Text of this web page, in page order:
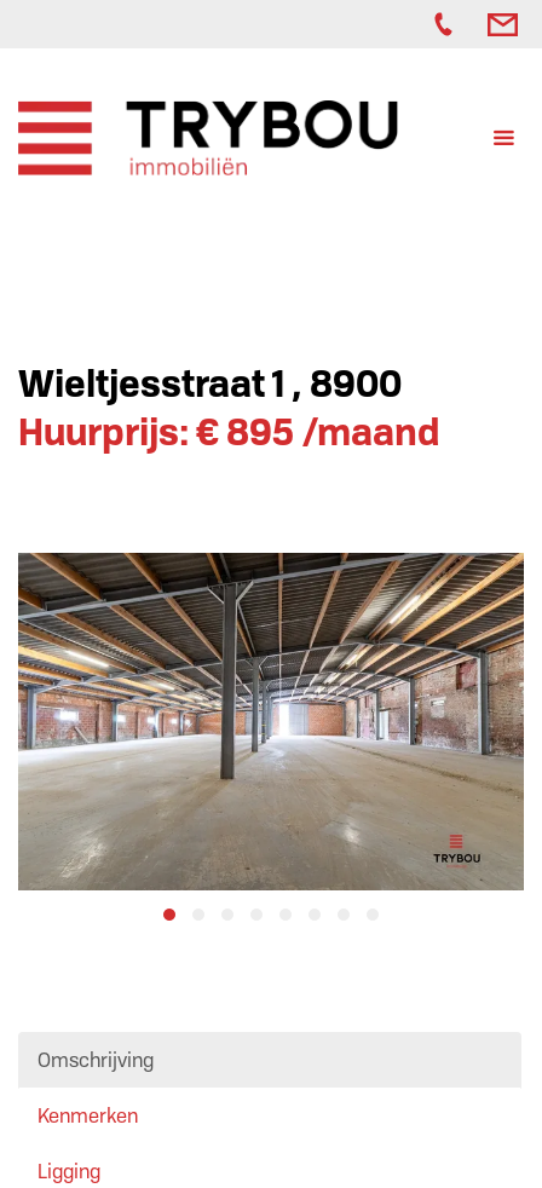
Wieltjesstraat 1 , 8900
Huurprijs: € 895 /maand
Omschrijving
Kenmerken
Ligging